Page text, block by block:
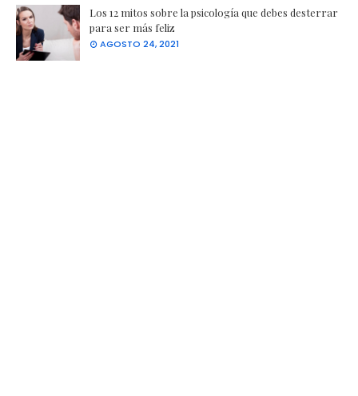
Los 12 mitos sobre la psicología que debes desterrar
para ser más feliz
AGOSTO 24, 2021